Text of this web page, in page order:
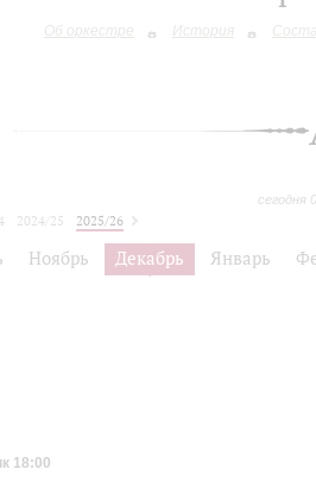
Об оркестре История
сегодня
2024/25
2025/26
Ноябрь Декабрь Январь
18:00